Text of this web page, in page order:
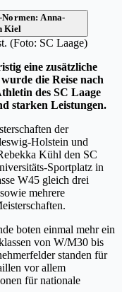
(Foto: SC Laage)
eine zusätzliche
die Reise nach
des SC Laage
starken Leistungen.
der
Holstein und
Kühl den SC
Sportplatz in
W45 gleich drei
mehrere
boten einmal mehr ein
von W/M30 bis
standen für
vor allem
für nationale